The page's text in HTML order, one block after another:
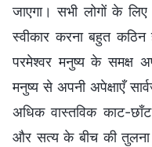
जाएगा। सभी लोगों के
स्वीकार करना बहुत कठिन
परमेश्वर मनुष्य के समक्ष
मनुष्य से अपनी अपेक्षाएँ
अधिक वास्तविक काट-
और सत्य के बीच की